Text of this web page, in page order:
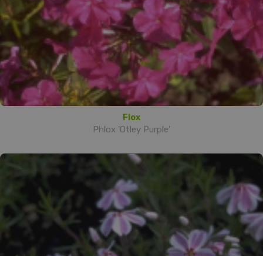
Flox
Phlox 'Otley Purple'